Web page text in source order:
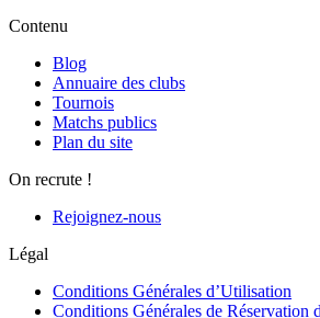
Contenu
Blog
Annuaire des clubs
Tournois
Matchs publics
Plan du site
On recrute !
Rejoignez-nous
Légal
Conditions Générales d’Utilisation
Conditions Générales de Réservation